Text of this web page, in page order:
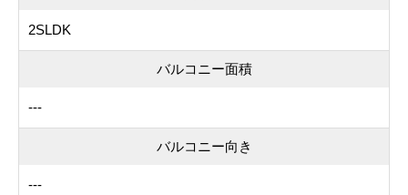
2SLDK
バルコニー面積
---
バルコニー向き
---